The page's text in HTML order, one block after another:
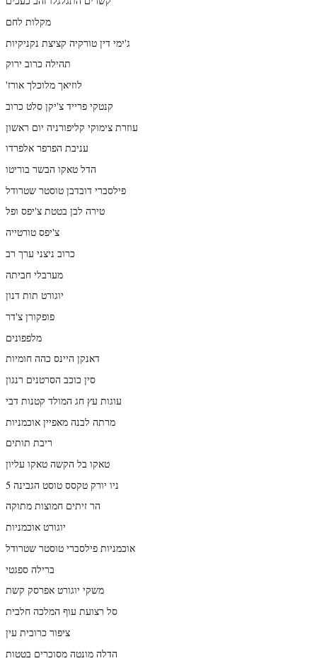
מקלות לחם
ג'ימי דין טורקיה קציצת נקניקיות
תהילה כרוב ירוק
'לוזיאך מלוכלך אורז
קנטקי פרייד צ'יקן סלט כרוב
עוזרת צימוקי קליפורניה יום ראשון
עניבת הפרפר אלפרדו
הדל טאקו הבשר בוריטו
פילסברי דובדבן טוסטר שטרודל
טירה לבן בטטת צ'יפס ופל
צ'יפס טורטייה
כרוב ניצני ערך רב
מערבלי חביתה
יוגורט תות דנון
פופקורן צ'דר
מלפפונים
דאנקן היינס כהה חומיות
סין כוכב הסרטנים רנגון
עוגות עץ חג המולד קטנות דבי
מרתה לבנה מאפיין אוכמניות
ריבת תותים
טאקו בל הקשה טאקו עליון
ניו יורק טקסס טוסט הגבינה 5
הר זיתים חמוצות מתוקה
יוגורט אוכמניות
אוכמניות פילסברי טוסטר שטרודל
ברילה ספגטי
משקי יוגורט אפרסק קשת
סל רצועת עוף המלכה חלבית
ציפור כרובית עין
הדלה מונטה מסוכרים בטטות